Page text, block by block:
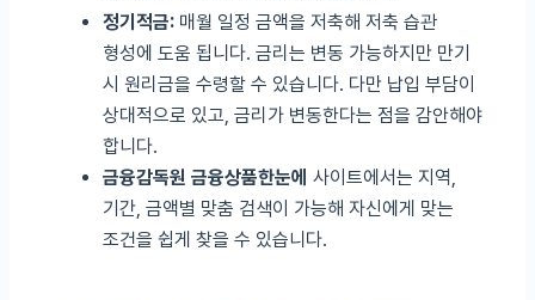
정기적금: 매월 일정 금액을 저축해 저축 습관
형성에 도움 됩니다. 금리는 변동 가능하지만 만기
시 원리금을 수령할 수 있습니다. 다만 납입 부담이
상대적으로 있고, 금리가 변동한다는 점을 감안해야
합니다.
금융감독원 금융상품한눈에 사이트에서는 지역,
기간, 금액별 맞춤 검색이 가능해 자신에게 맞는
조건을 쉽게 찾을 수 있습니다.